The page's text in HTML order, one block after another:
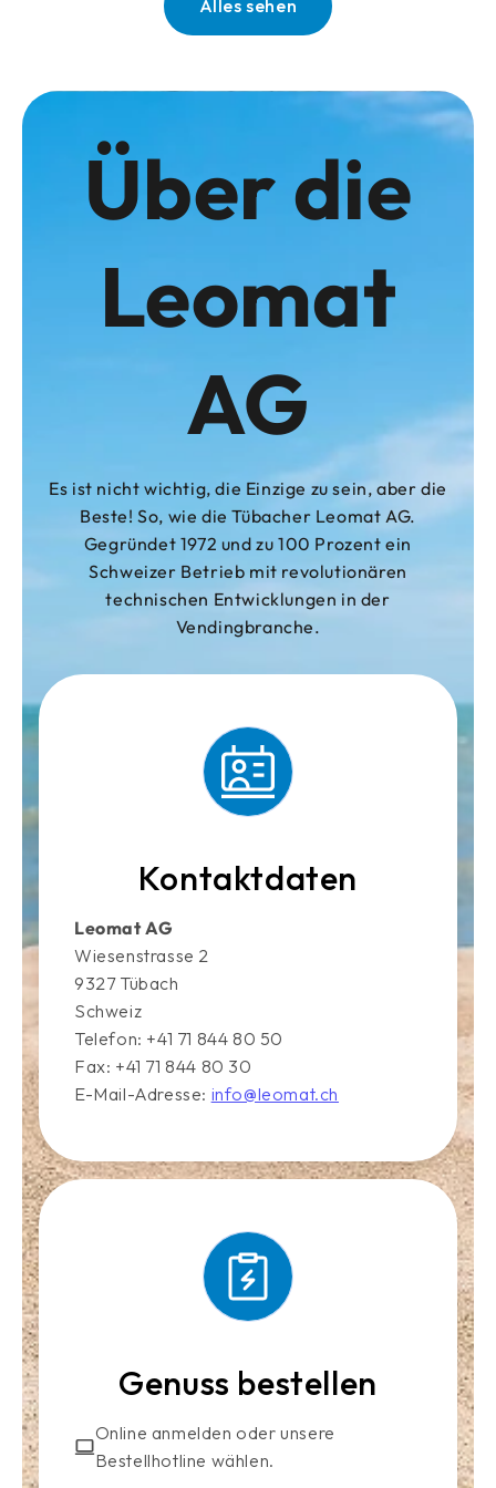
Alles sehen
Über die
Leomat
AG
Es ist nicht wichtig, die Einzige zu sein, aber die
Beste! So, wie die Tübacher Leomat AG.
Gegründet 1972 und zu 100 Prozent ein
Schweizer Betrieb mit revolutionären
technischen Entwicklungen in der
Vendingbranche.
Kontaktdaten
Leomat AG
Wiesenstrasse 2
9327 Tübach
Schweiz
Telefon: +41 71 844 80 50
Fax: +41 71 844 80 30
E-Mail-Adresse: info@leomat.ch
Genuss bestellen
Online anmelden oder unsere
Bestellhotline wählen.